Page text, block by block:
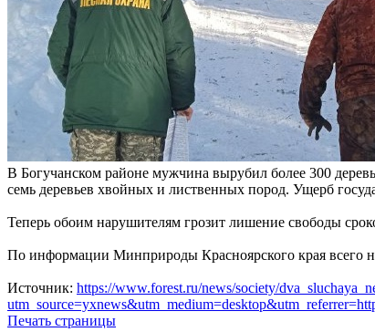
В Богучанском районе мужчина вырубил более 300
семь деревьев хвойных и лиственных пород. Ущерб
Теперь обоим нарушителям грозит лишение свободы
По информации Минприроды Красноярского края всего
Источник: https://www.forest.ru/news/society/
Печать страницы